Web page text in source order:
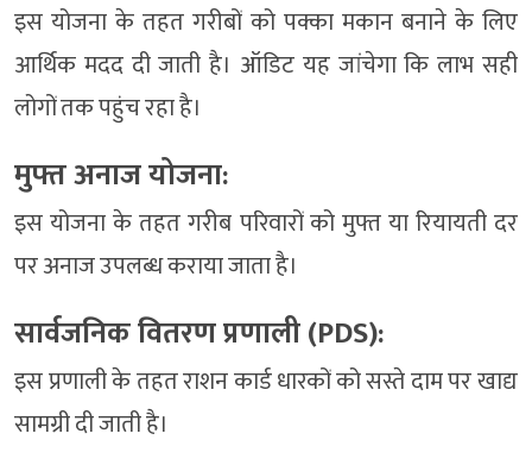
इस योजना के तहत गरीबों को पक्का मकान बनाने के लिए
आर्थिक मदद दी जाती है। ऑडिट यह जांचेगा कि लाभ सही
लोगों तक पहुंच रहा है।
मुफ्त अनाज योजना:
इस योजना के तहत गरीब परिवारों को मुफ्त या रियायती दर
पर अनाज उपलब्ध कराया जाता है।
सार्वजनिक वितरण प्रणाली (PDS):
इस प्रणाली के तहत राशन कार्ड धारकों को सस्ते दाम पर खाद्य
सामग्री दी जाती है।